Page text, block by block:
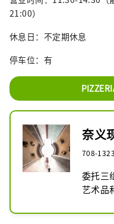
21:00）
休息日：不定期休息
停车位：有
奈义
708-
委托三
艺术品
结合的